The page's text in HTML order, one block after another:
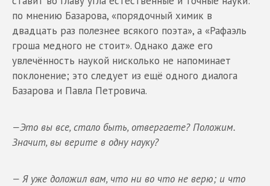
по мнению Базарова, «порядочный химик в
двадцать раз полезнее всякого поэта», а «Рафаэль
гроша медного не стоит». Однако даже его
увлечённость наукой нисколько не напоминает
поклонение; это следует из ещё одного диалога
Базарова и Павла Петровича.
—Это вы все, стало быть, отвергаете? Положим.
Значит, вы верите в одну науку?
— Я уже доложил вам, что ни во что не верю; и что